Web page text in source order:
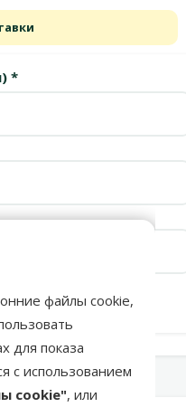
файлы cookie,
для показа
с использованием
cookie", или
*